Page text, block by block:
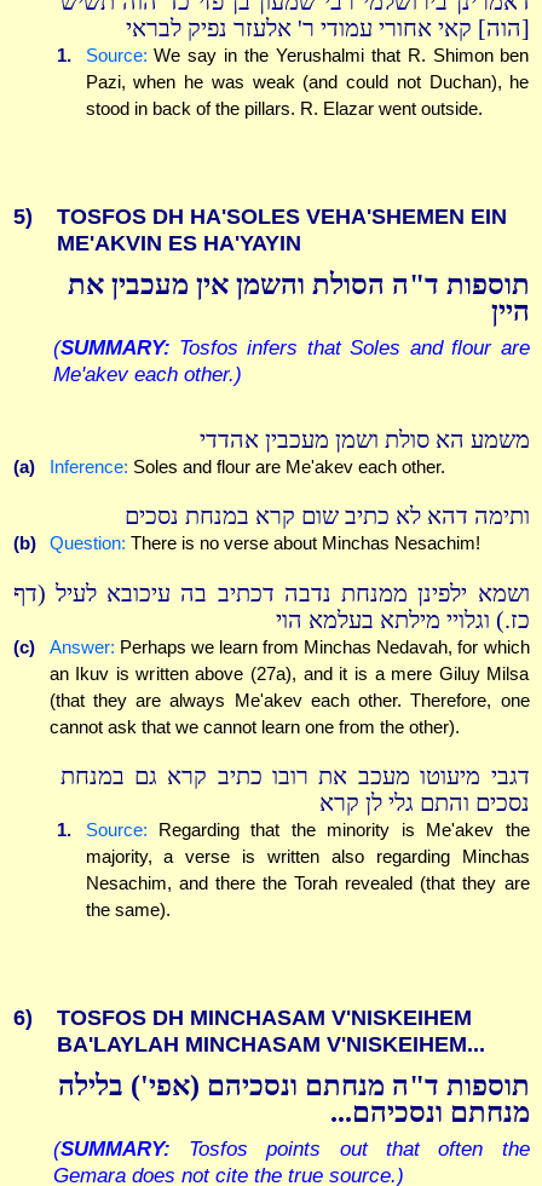
[הוה] קאי אחורי עמודי ר' אלעזר נפיק לבראי
1. Source: We say in the Yerushalmi that R. Shimon ben
Pazi, when he was weak (and could not Duchan), he
stood in back of the pillars. R. Elazar went outside.
5)
TOSFOS DH HA'SOLES VEHA'SHEMEN EIN
ME'AKVIN ES HA'YAYIN
תוספות ד"ה הסולת והשמן אין מעכבין את
היין
(SUMMARY: Tosfos infers that Soles and flour are
Me'akev each other.)
משמע הא סולת ושמן מעכבין אהדדי
(a) Inference: Soles and flour are Me'akev each other.
ותימה דהא לא כתיב שום קרא במנחת נסכים
(b) Question: There is no verse about Minchas Nesachim!
ושמא ילפינן ממנחת נדבה דכתיב בה עיכובא לעיל (דף
כז.) וגלויי מילתא בעלמא הוי
(c) Answer: Perhaps we learn from Minchas Nedavah, for which
an Ikuv is written above (27a), and it is a mere Giluy Milsa
(that they are always Me'akev each other. Therefore, one
cannot ask that we cannot learn one from the other).
דגבי מיעוטו מעכב את רובו כתיב קרא גם במנחת
נסכים והתם גלי לן קרא
1. Source: Regarding that the minority is Me'akev the
majority, a verse is written also regarding Minchas
Nesachim, and there the Torah revealed (that they are
the same).
6)
TOSFOS DH MINCHASAM V'NISKEIHEM
BA'LAYLAH MINCHASAM V'NISKEIHEM...
תוספות ד"ה מנחתם ונסכיהם (אפי') בלילה
מנחתם ונסכיהם...
(SUMMARY: Tosfos points out that often the
Gemara does not cite the true source.)